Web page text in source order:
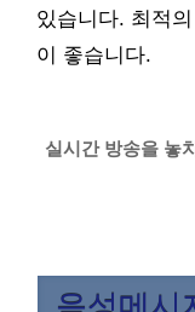
있습니다. 최적
이 좋습니다.
실시간 방송을 놓